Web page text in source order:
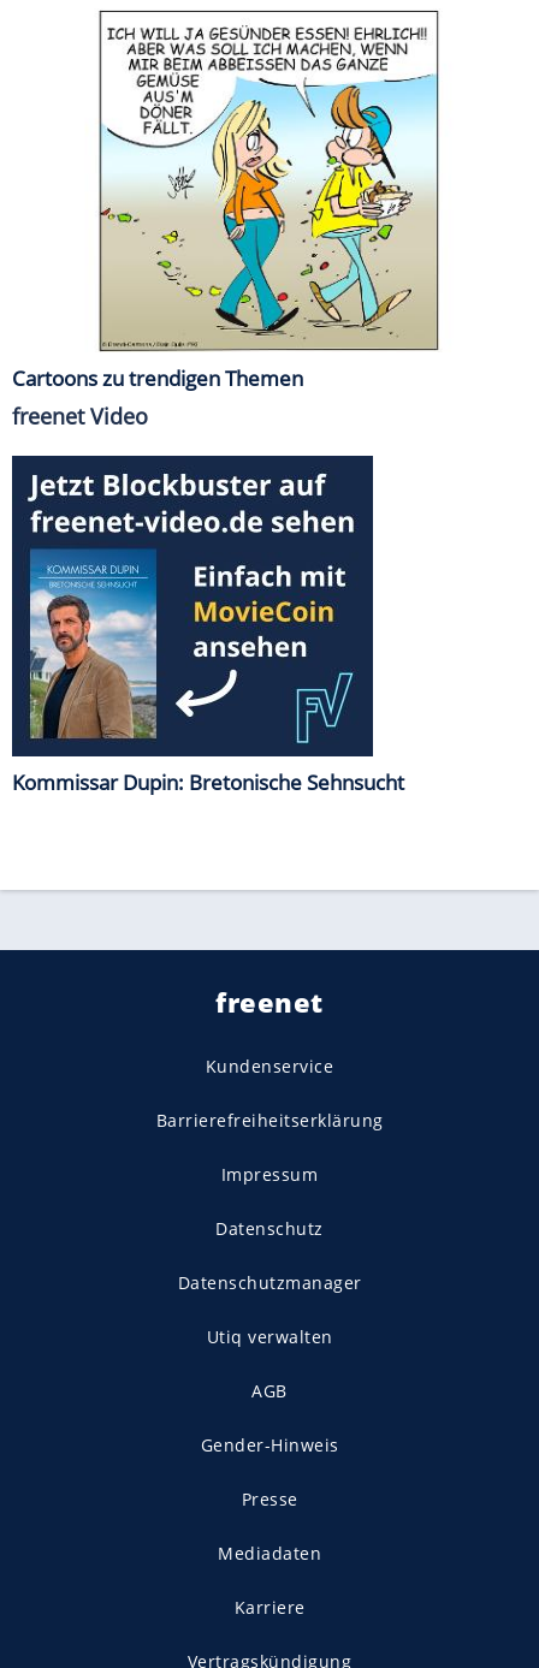
Cartoons zu trendigen Themen
freenet Video
Kommissar Dupin: Bretonische Sehnsucht
freenet
Kundenservice
Barrierefreiheitserklärung
Impressum
Datenschutz
Datenschutzmanager
Utiq verwalten
AGB
Gender-Hinweis
Presse
Mediadaten
Karriere
Vertragskündigung